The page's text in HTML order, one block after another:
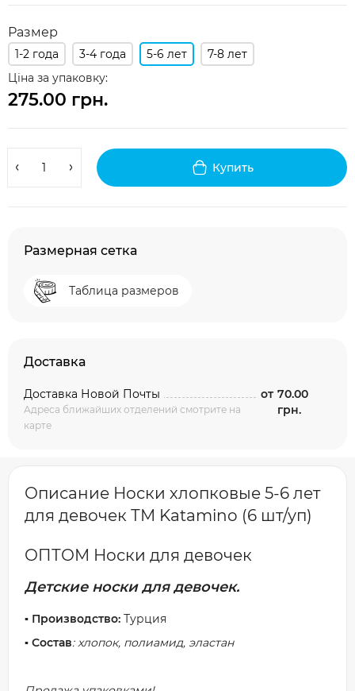
Размер
1-2 года 3-4 года 5-6 лет
7-8 лет
Ціна за упаковку:
275.00 грн.
Купить
Размерная сетка
Таблица размеров
Доставка
Доставка Новой Почты
Адреса ближайших отделений смотрите на
карте
от 70.00
грн.
Описание Носки хлопковые 5-6 лет
для девочек ТМ Katamino (6 шт/уп)
ОПТОМ Носки для девочек
Детские носки для девочек.
▪️ Производство: Турция
▪️ Состав: хлопок, полиамид, эластан